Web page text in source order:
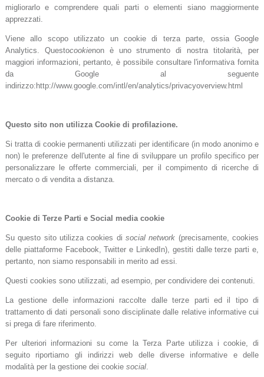
migliorarlo e comprendere quali parti o elementi siano maggiormente
apprezzati.
Viene allo scopo utilizzato un cookie di terza parte, ossia Google
Analytics. Questocookienon è uno strumento di nostra titolarità, per
maggiori informazioni, pertanto, è possibile consultare l'informativa fornita
da Google al seguente
indirizzo:http://www.google.com/intl/en/analytics/privacyoverview.html
Questo sito non utilizza Cookie di profilazione.
Si tratta di cookie permanenti utilizzati per identificare (in modo anonimo e
non) le preferenze dell'utente al fine di sviluppare un profilo specifico per
personalizzare le offerte commerciali, per il compimento di ricerche di
mercato o di vendita a distanza.
Cookie di Terze Parti e Social media cookie
Su questo sito utilizza cookies disocial network (precisamente, cookies
delle piattaforme Facebook, Twitter e LinkedIn), gestiti dalle terze parti e,
pertanto, non siamo responsabili in merito ad essi.
Questi cookies sono utilizzati, ad esempio, per condividere dei contenuti.
La gestione delle informazioni raccolte dalle terze parti ed il tipo di
trattamento di dati personali sono disciplinate dalle relative informative cui
si prega di fare riferimento.
Per ulteriori informazioni su come la Terza Parte utilizza i cookie, di
seguito riportiamo gli indirizzi web delle diverse informative e delle
modalità per la gestione dei cookie social.